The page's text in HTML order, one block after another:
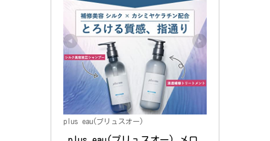
plus eau(プリュスオー)